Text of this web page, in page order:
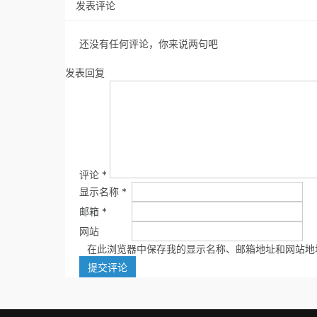
发表评论
还没有任何评论，你来说两句吧
发表回复
评论 *
显示名称 *
邮箱 *
网站
在此浏览器中保存我的显示名称、邮箱地址和网站地